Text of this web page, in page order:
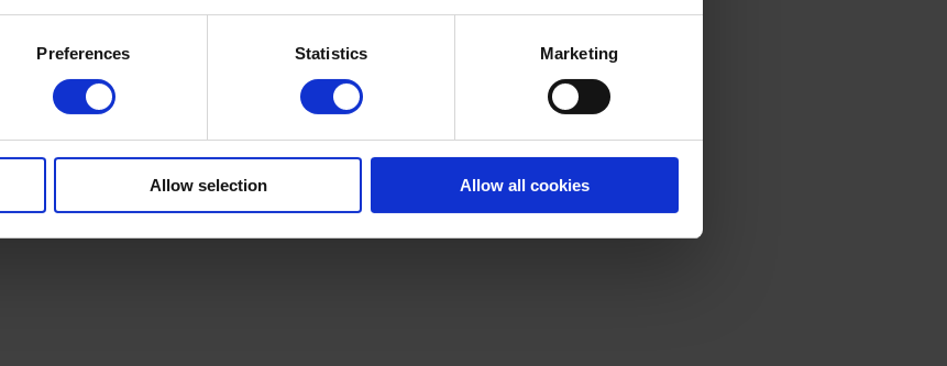
Preferences Statistics Marketing
Allow selection Allow all cookies